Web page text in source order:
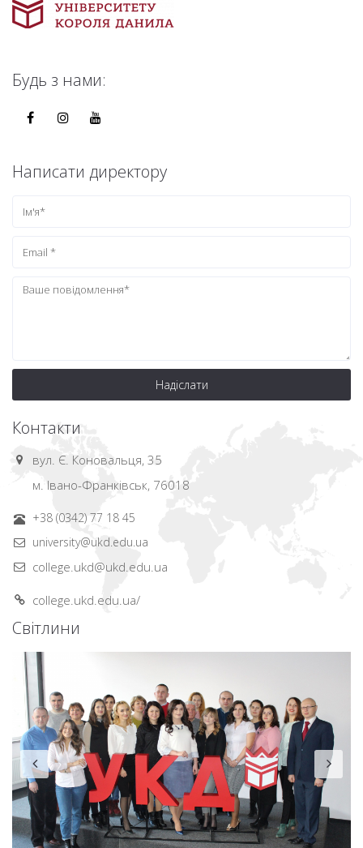
Будь з нами:
Написати директору
Надіслати
Контакти
вул. Є. Коновальця, 35
м. Івано-Франківськ, 76018
+38 (0342) 77 18 45
university@ukd.edu.ua
college.ukd@ukd.edu.ua
college.ukd.edu.ua/
Світлини